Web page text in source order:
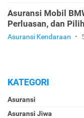
Asuransi Mobil
Perluasan, dan
Asuransi Kendaraan •
KATEGORI
Asuransi
Asuransi Jiwa